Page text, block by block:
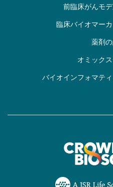
前臨床がんモ
臨床バイオマー
薬剤
オミック
バイオインフォマテ